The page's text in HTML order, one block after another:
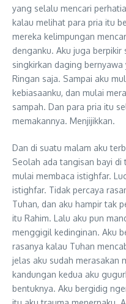
yang selalu mencari
kalau melihat para pria itu
mereka kelimpungan
denganku. Aku juga
singkirkan daging
Ringan saja. Sampai aku
kebiasaanku, dan mulai
sampah. Dan para pria itu
memakannya. Menjijikkan.
Dan di suatu malam aku
Seolah ada tangisan bayi di
mulai membaca istighfar.
istighfar. Tidak percaya
Tuhan, dan aku hampir tak
itu Rahim. Lalu aku pun
menggigil kedinginan. Aku
rasanya kalau Tuhan
jelas aku sudah merasakan
kandungan kedua aku
bentuknya. Aku bergidig